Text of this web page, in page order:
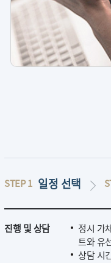
STEP 1 일정 선택
진행 및 상담
정시 가
트와 유
상담 시